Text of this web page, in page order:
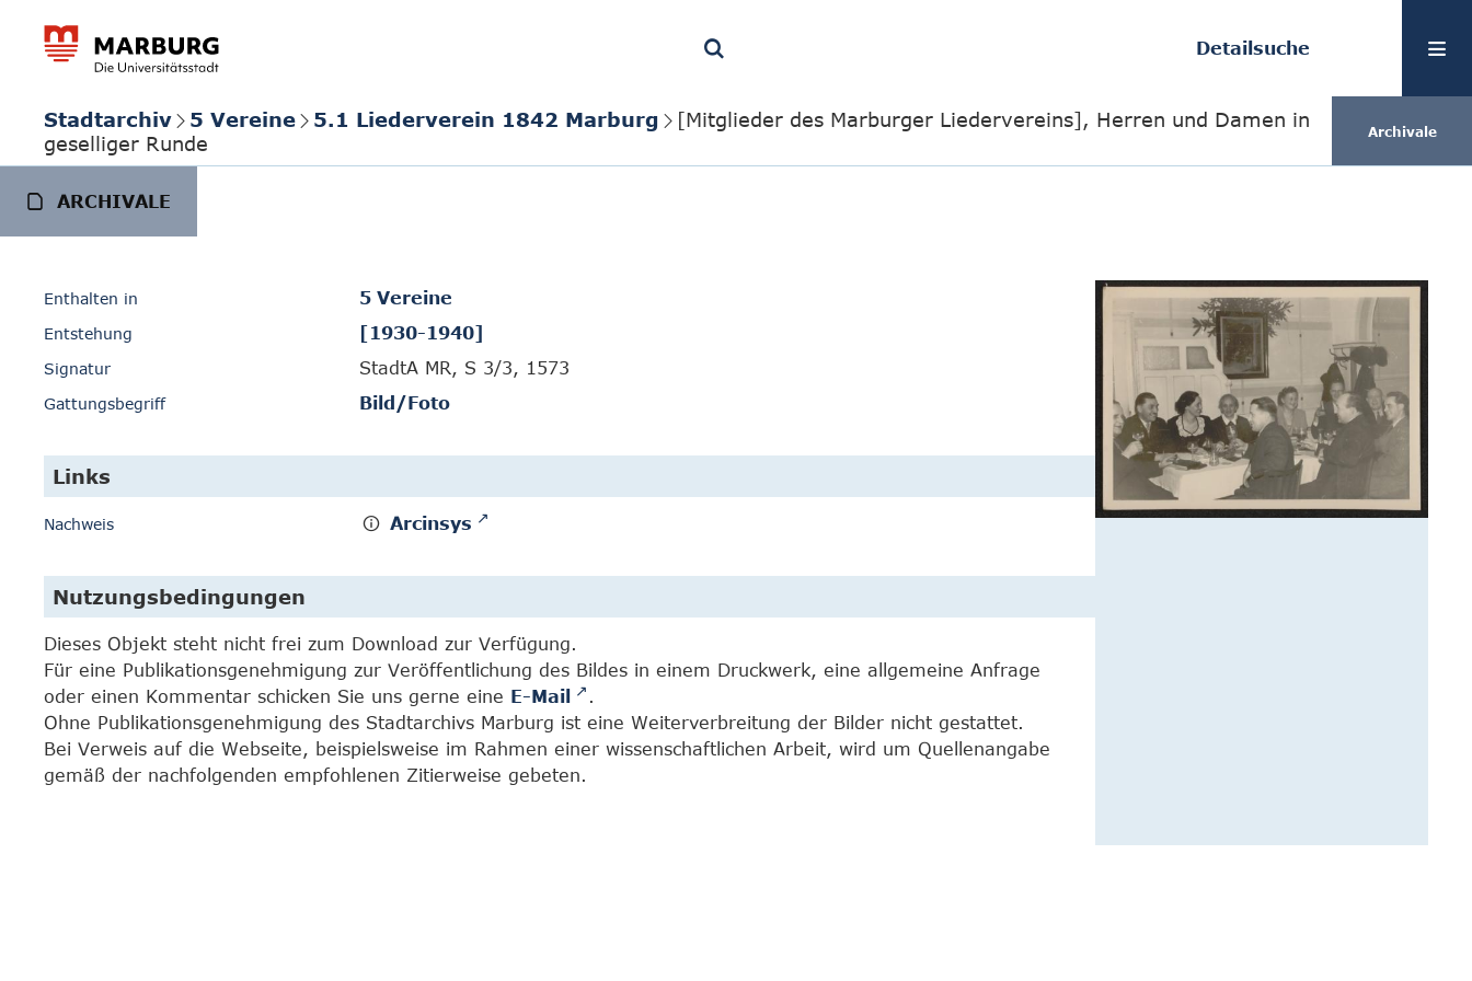
Detailsuche
Stadtarchiv 5 Vereine 5.1 Liederverein 1842 Marburg
[Mitglieder des Marburger Liedervereins], Herren und Damen in
geselliger Runde
Archivale
ARCHIVALE
Enthalten in 5 Vereine
Entstehung [1930-1940]
Signatur StadtA MR, S 3/3, 1573
Gattungsbegriff Bild/Foto
Links
Nachweis Arcinsys
Nutzungsbedingungen
Dieses Objekt steht nicht frei zum Download zur Verfügung.
Für eine Publikationsgenehmigung zur Veröffentlichung des Bildes in einem Druckwerk, eine allgemeine Anfrage
oder einen Kommentar schicken Sie uns gerne eine E-Mail
.
Ohne Publikationsgenehmigung des Stadtarchivs Marburg ist eine Weiterverbreitung der Bilder nicht gestattet.
Bei Verweis auf die Webseite, beispielsweise im Rahmen einer wissenschaftlichen Arbeit, wird um Quellenangabe
gemäß der nachfolgenden empfohlenen Zitierweise gebeten.